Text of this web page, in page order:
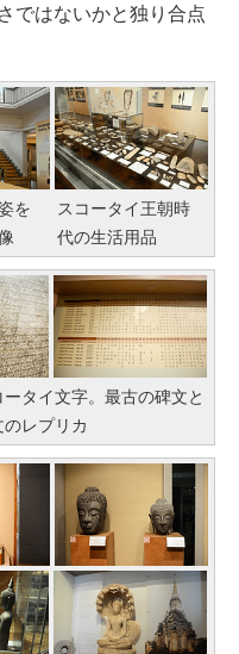
ではないかと独り合点
を
スコータイ王朝時
代の生活用品
タイ文字。最古の碑文と
レプリカ